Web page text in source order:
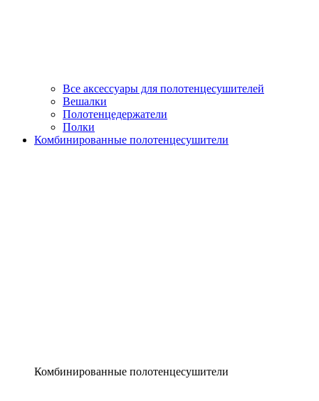
Все аксессуары для полотенцесушителей
Вешалки
Полотенцедержатели
Полки
Комбинированные полотенцесушители
Комбинированные полотенцесушители